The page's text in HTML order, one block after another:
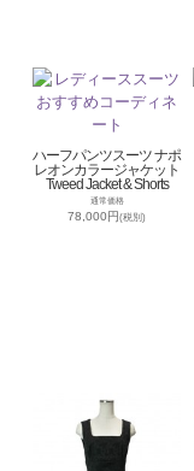
ハーフパンツスーツ ナポ
レオンカラージャケット
Tweed Jacket & Shorts
通常価格
78,000円(税別)